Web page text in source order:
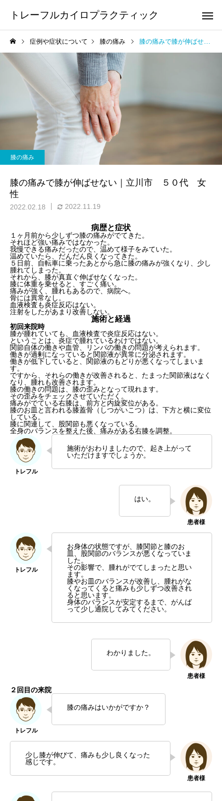
トレーフルカイロプラクティック
頭痛 顎の痛
足の痛み
足底筋膜炎・足底腱膜炎の
整体について
症例や症状について 膝の痛み 膝の痛みで膝が伸ばせない｜立川市 ５０代 女性
膝の痛み
膝の痛みで膝が伸ばせない｜立川市 ５０代 女
性
2022.02.18 2022.11.19
病歴と症状
１ヶ月前から少しずつ膝の痛みがでてきた。
それほど強い痛みではなかった。
我慢できる痛みだったので、温めて様子をみていた。
温めていたら、だんだん良くなってきた。
５日前、自転車に乗ったあとから急に膝の痛みが強くなり、少し
腫れてしまった。
それから、膝が真直ぐ伸ばせなくなった。
膝に体重を乗せると、すごく痛い。
痛みが強く、腫れもあるので、病院へ。
骨には異常なし。
血液検査も炎症反応はない。
注射をしたがあまり改善しない。
施術と経過
初回来院時
膝が腫れていても、血液検査で炎症反応はない。
ということは、炎症で腫れているわけではない。
関節自体の働きや血管、リンパの働きの問題が考えられます。
働きが過剰になっていると関節液が異常に分泌されます。
働きが低下していると、関節液のもどりが悪くなってしまいま
す。
ですから、それらの働きが改善されると、たまった関節液はなく
なり、腫れも改善されます。
膝の働きの問題は、膝の歪みとなって現れます。
その歪みをチェックさせていただく。
痛みがでている右膝は、前方と内旋変位がある。
膝のお皿と言われる膝蓋骨（しつがいこつ）は、下方と横に変位
している。
膝に関連して、股関節も悪くなっている。
全身のバランスを整えた後、痛みがある右膝を調整。
施術がおわりましたので、起き上がって
いただけますでしょうか。
はい。
お身体の状態ですが、膝関節と膝のお
皿、股関節のバランスが悪くなっていま
した。
その影響で、腫れがでてしまったと思い
ます。
膝やお皿のバランスが改善し、腫れがな
くなってくると痛みも少しずつ改善され
ると思います。
身体のバランスが安定するまで、がんば
って少し通院してみてください。
わかりました。
２回目の来院
膝の痛みはいかがですか？
少し膝が伸びて、痛みも少し良くなった
感じです。